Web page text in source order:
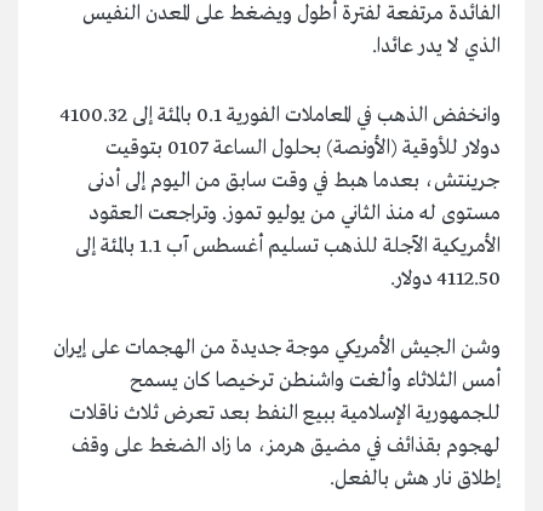
الفائدة مرتفعة لفترة أطول ويضغط على المعدن النفيس
الذي لا يدر عائدا.
وانخفض الذهب في المعاملات الفورية 0.1 بالمئة إلى 4100.32
دولار للأوقية (الأونصة) بحلول الساعة 0107 بتوقيت
جرينتش، بعدما هبط في وقت سابق من اليوم إلى أدنى
مستوى له منذ الثاني من يوليو تموز. وتراجعت العقود
الأمريكية الآجلة للذهب تسليم أغسطس آب 1.1 بالمئة إلى
4112.50 دولار.
وشن الجيش الأمريكي موجة جديدة من الهجمات على إيران
أمس الثلاثاء وألغت واشنطن ترخيصا كان يسمح
للجمهورية الإسلامية ببيع النفط بعد تعرض ثلاث ناقلات
لهجوم بقذائف في مضيق هرمز، ما زاد الضغط على وقف
إطلاق نار هش بالفعل.